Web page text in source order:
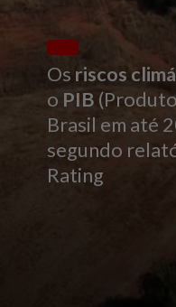
Os riscos
o PIB
Brasil em até
segundo
Rating